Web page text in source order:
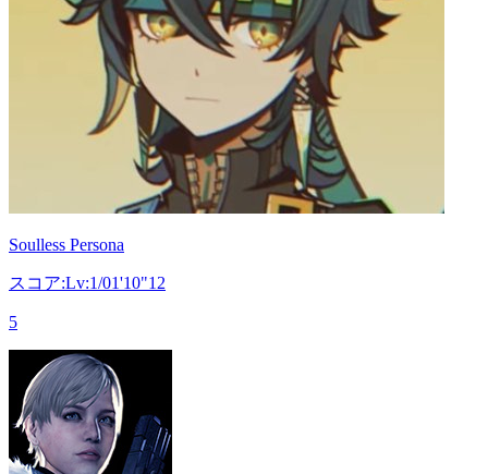
Soulless Persona
スコア:Lv:1/01'10"12
5